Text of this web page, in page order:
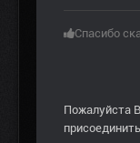
Спасибо
Пожалуйста